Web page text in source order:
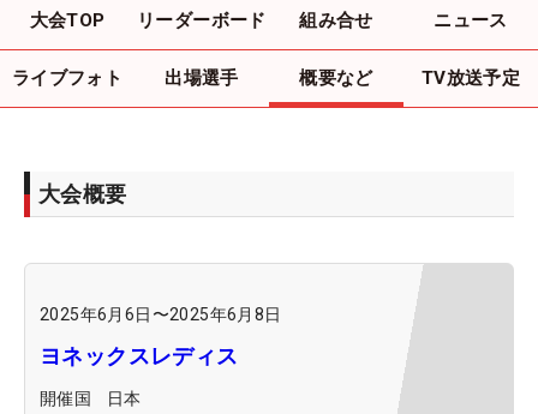
大会TOP リーダーボード 組み合せ ニュース
ライブフォト 出場選手 概要など TV放送予定
大会概要
2025年6月6日 〜2025年6月8日
ヨネックスレディス
開催国
日本